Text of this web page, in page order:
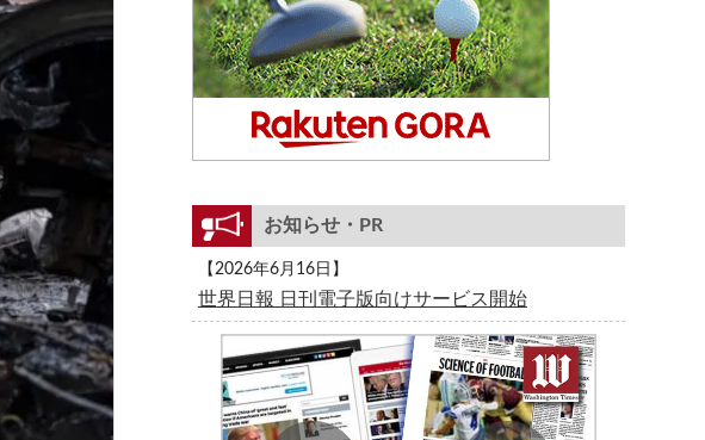
お知らせ・PR
【2026年6月16日】
世界日報 日刊電子版向けサービス開始